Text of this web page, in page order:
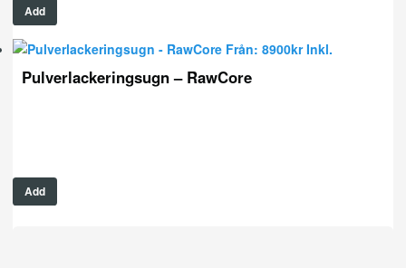
Add
Från: 8900krInkl.
Pulverlackeringsugn – RawCore
Add